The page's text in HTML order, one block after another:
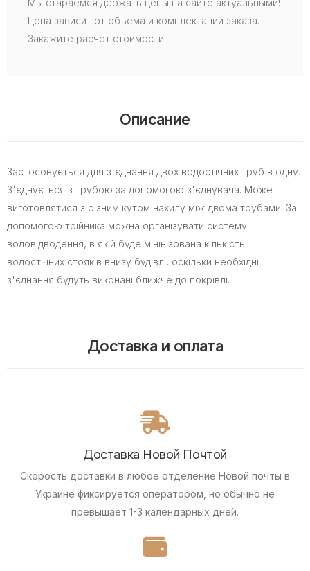
Мы стараемся держать цены на сайте актуальными!
Цена зависит от объема и комплектации заказа.
Закажите расчёт стоимости!
Описание
Застосовується для з'єднання двох водостічних труб в одну.
З'єднується з трубою за допомогою з'єднувача. Може
виготовлятися з різним кутом нахилу між двома трубами. За
допомогою трійника можна організувати систему
водовідводення, в якій буде мінінізована кількість
водостічних стояків внизу будівлі, оскільки необхідні
з'єднання будуть виконані ближче до покрівлі.
Доставка и оплата
Доставка Новой Почтой
Скорость доставки в любое отделение Новой почты в
Украине фиксируется оператором, но обычно не
превышает 1-3 календарных дней.